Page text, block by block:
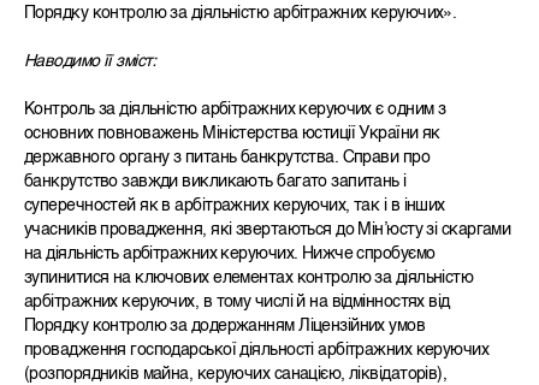
Порядку контролю за діяльністю арбітражних керуючих».
Наводимо її зміст:
Контроль за діяльністю арбітражних керуючих є одним з
основних повноважень Міністерства юстиції України як
державного органу з питань банкрутства. Справи про
банкрутство завжди викликають багато запитань і
суперечностей як в арбітражних керуючих, так і в інших
учасників провадження, які звертаються до Мін’юсту зі скаргами
на діяльність арбітражних керуючих. Нижче спробуємо
зупинитися на ключових елементах контролю за діяльністю
арбітражних керуючих, в тому числі й на відмінностях від
Порядку контролю за додержанням Ліцензійних умов
провадження господарської діяльності арбітражних керуючих
(розпорядників майна, керуючих санацією, ліквідаторів),